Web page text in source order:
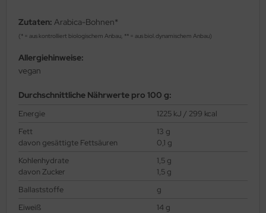
Zutaten: Arabica-Bohnen*
(* = aus kontrolliert biologischem Anbau, ** = aus biol.dynamischem Anbau)
Allergiehinweise:
vegan
Durchschnittliche Nährwerte pro 100 g:
Energie
1225 kJ / 299 kcal
Fett
davon gesättigte Fettsäuren
13 g
0,1 g
Kohlenhydrate
davon Zucker
1,5 g
1,5 g
Ballaststoffe
g
Eiweiß
14 g